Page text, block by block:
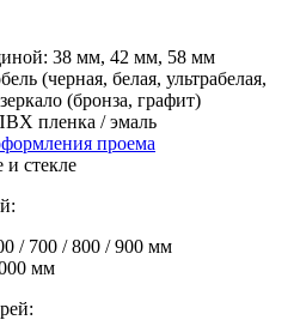
38 мм, 42 мм, 58 мм
(черная, белая, ультрабелая,
(бронза, графит)
пленка / эмаль
проема
и стекле
/ 700 / 800 / 900 мм
мм